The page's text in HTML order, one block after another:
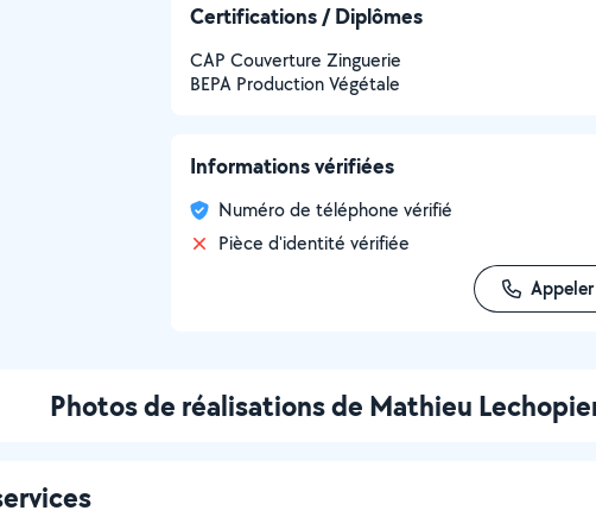
Certifications / Diplômes
CAP Couverture Zinguerie
BEPA Production Végétale
Informations vérifiées
Numéro de téléphone vérifié
Pièce d'identité vérifiée
Appeler
Photos de réalisations de Mathieu